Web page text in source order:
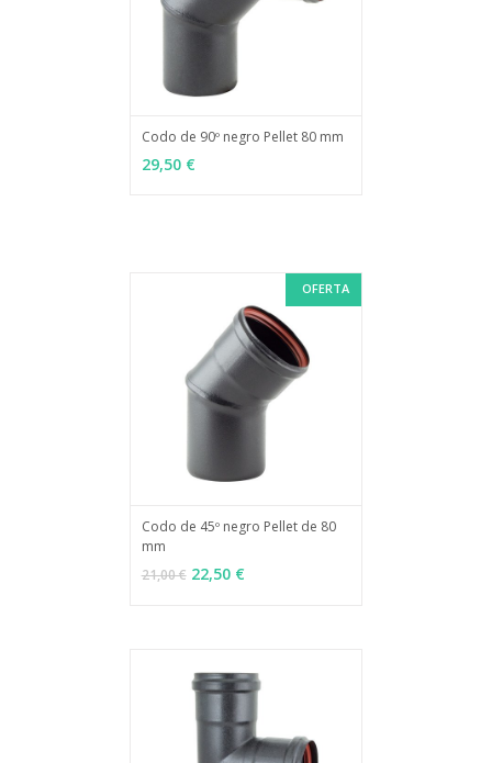
AÑADIR
Codo de 90º negro Pellet 80 mm
29,50 €
OFERTA
AÑADIR
Codo de 45º negro Pellet de 80
mm
21,00 € 22,50 €